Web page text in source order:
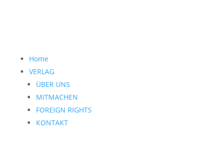
Home
VERLAG
ÜBER UNS
MITMACHEN
FOREIGN RIGHTS
KONTAKT